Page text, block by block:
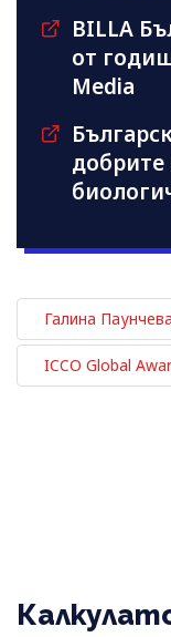
BILLA
от
Media
добрите
Галина Паунчева
ICCO Global